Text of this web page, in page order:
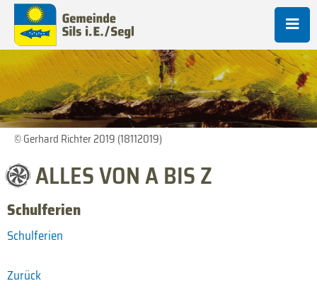
© Gerhard Richter 2019 (18112019)
ALLES VON A BIS Z
Schulferien
Schulferien
Zurück